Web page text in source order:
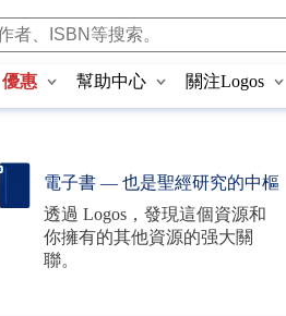
優惠 幫助中心 關注Logos
電子書 — 也是聖經研究的中樞
透過 Logos ，發現這個資源和
你擁有的其他資源的强大關
聯。